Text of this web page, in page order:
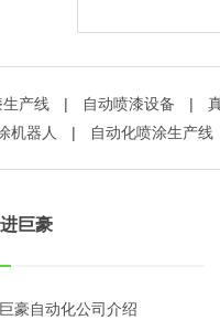
生产线 | 自动喷漆设备 |
机器人 | 自动化喷涂生产线
巨豪
巨豪自动化公司介绍